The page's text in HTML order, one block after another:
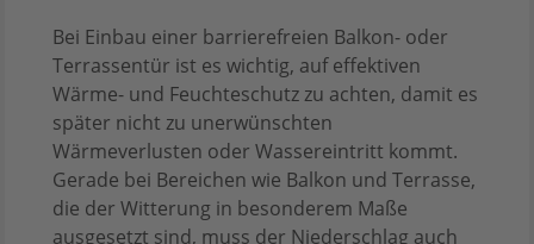
Bei Einbau einer barrierefreien Balkon- oder
Terrassentür ist es wichtig, auf effektiven
Wärme- und Feuchteschutz zu achten, damit es
später nicht zu unerwünschten
Wärmeverlusten oder Wassereintritt kommt.
Gerade bei Bereichen wie Balkon und Terrasse,
die der Witterung in besonderem Maße
ausgesetzt sind, muss der Niederschlag auch